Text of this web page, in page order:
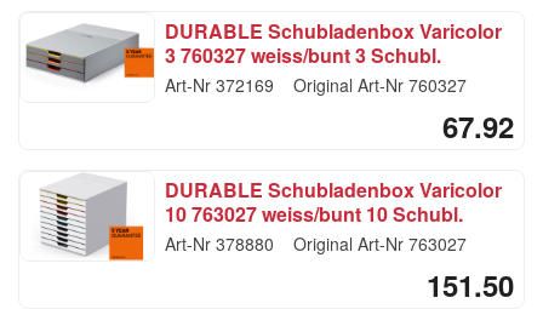
DURABLE Schubladenbox Varicolor
3 760327 weiss/bunt 3 Schubl.
Art-Nr 372169 Original Art-Nr 760327
67.92
DURABLE Schubladenbox Varicolor
10 763027 weiss/bunt 10 Schubl.
Art-Nr 378880 Original Art-Nr 763027
151.50